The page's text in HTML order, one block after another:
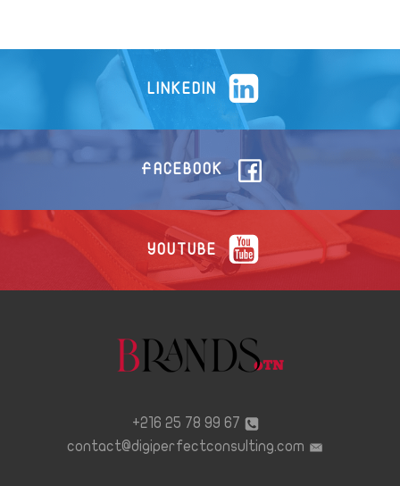
LINKEDIN
FACEBOOK
YOUTUBE
67 99 78 25 216+
contact@digiperfectconsulting.com